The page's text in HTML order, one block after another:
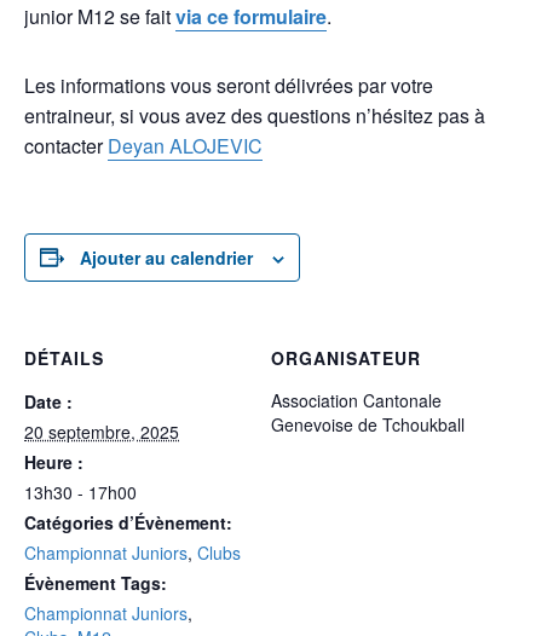
junior M12 se faitvia ce formulaire.
Les informations vous seront délivrées par votre
entraineur, si vous avez des questions n’hésitez pas à
contacterDeyan ALOJEVIC
Ajouter au calendrier
DÉTAILS
Date :
20 septembre, 2025
Heure :
13h30 - 17h00
Catégories d’Évènement:
Championnat Juniors, Clubs
Évènement Tags:
Championnat Juniors,
ORGANISATEUR
Association Cantonale
Genevoise de Tchoukball